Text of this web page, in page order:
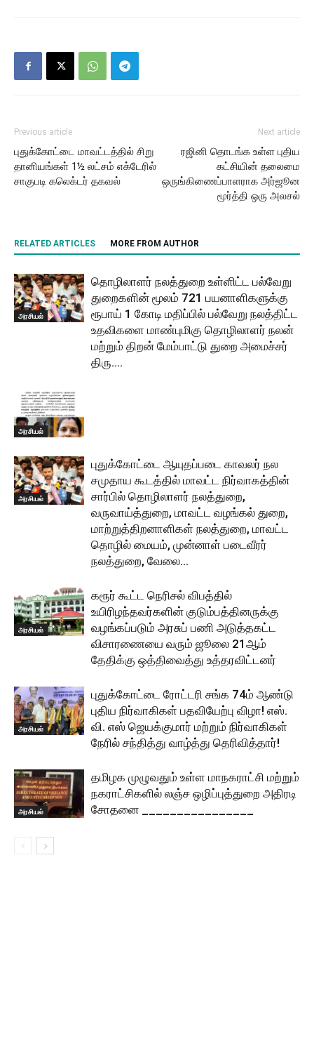
Previous article
புதுக்கோட்டை மாவட்டத்தில் சிறு
தானியங்கள் 1½ லட்சம் எக்டேரில்
சாகுபடி கலெக்டர் தகவல்
Next article
ரஜினி தொடங்க உள்ள புதிய
கட்சியின் தலைமை
ஒருங்கிணைப்பாளராக அர்ஜூன
மூர்த்தி ஒரு அலசல்
RELATED ARTICLES MORE FROM AUTHOR
அரசியல்
தொழிலாளர் நலத்துறை உள்ளிட்ட பல்வேறு
துறைகளின் மூலம் 721 பயனாளிகளுக்கு
ரூபாய் 1 கோடி மதிப்பில் பல்வேறு நலத்திட்ட
உதவிகளை மாண்புமிகு தொழிலாளர் நலன்
மற்றும் திறன் மேம்பாட்டு துறை அமைச்சர்
திரு....
அரசியல்
அரசியல்
புதுக்கோட்டை ஆயுதப்படை காவலர் நல
சமுதாய கூடத்தில் மாவட்ட நிர்வாகத்தின்
சார்பில் தொழிலாளர் நலத்துறை,
வருவாய்த்துறை, மாவட்ட வழங்கல் துறை,
மாற்றுத்திறனாளிகள் நலத்துறை, மாவட்ட
தொழில் மையம், முன்னாள் படைவீரர்
நலத்துறை, வேலை...
அரசியல்
கரூர் கூட்ட நெரிசல் விபத்தில்
உயிரிழந்தவர்களின் குடும்பத்தினருக்கு
வழங்கப்படும் அரசுப் பணி அடுத்தகட்ட
விசாரணையை வரும் ஜூலை 21ஆம்
தேதிக்கு ஒத்திவைத்து உத்தரவிட்டனர்
அரசியல்
புதுக்கோட்டை ரோட்டரி சங்க 74ம் ஆண்டு
புதிய நிர்வாகிகள் பதவியேற்பு விழா! எஸ்.
வி. எஸ் ஜெயக்குமார் மற்றும் நிர்வாகிகள்
நேரில் சந்தித்து வாழ்த்து தெரிவித்தார்!
அரசியல்
தமிழக முழுவதும் உள்ள மாநகராட்சி மற்றும்
நகராட்சிகளில் லஞ்ச ஒழிப்புத்துறை அதிரடி
சோதனை ________________